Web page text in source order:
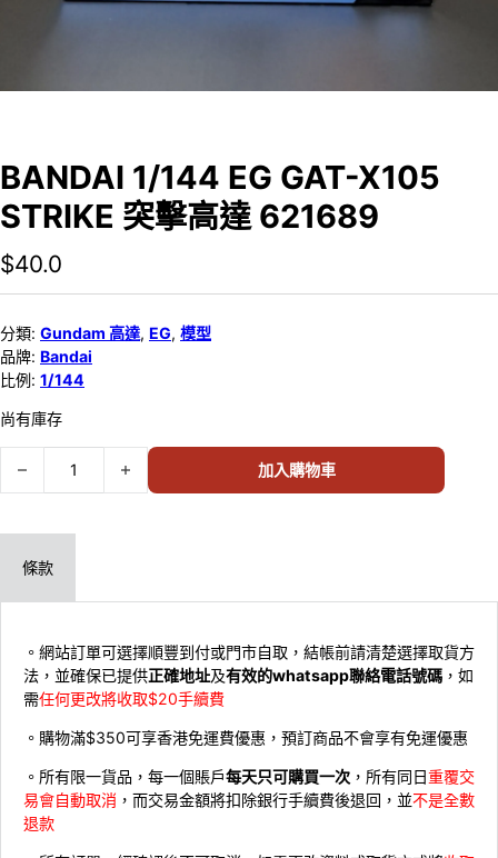
BANDAI 1/144 EG GAT-X105
STRIKE 突擊高達 621689
$40.0
分類: Gundam 高達, EG, 模型
品牌: Bandai
比例: 1/144
尚有庫存
BANDAI 1/144 EG GAT-X105 STRIKE 突擊高達 621689 數量
加入購物車
條款
。網站訂單可選擇順豐到付或門市自取，結帳前請清楚選擇取貨方
法，並確保已提供正確地址及有效的whatsapp聯絡電話號碼 ，如
需任何更改將收取$20手續費
。購物滿$350可享香港免運費優惠，預訂商品不會享有免運優惠
。所有限一貨品，每一個賬戶每天只可購買一次 ，所有同日重覆交
易會自動取消 ，而交易金額將扣除銀行手續費後退回，並不是全數
退款